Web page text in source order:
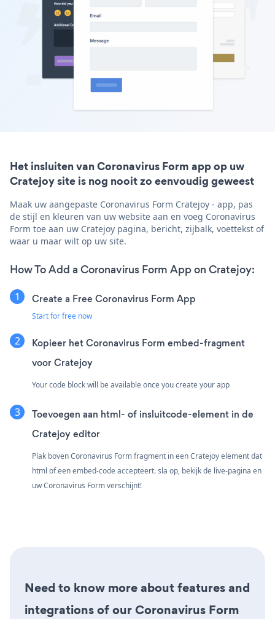
Het insluiten van Coronavirus Form app op uw
Cratejoy site is nog nooit zo eenvoudig geweest
Maak uw aangepaste Coronavirus Form Cratejoy - app, pas
de stijl en kleuren van uw website aan en voeg Coronavirus
Form toe aan uw Cratejoy pagina, bericht, zijbalk, voettekst of
waar u maar wilt op uw site.
How To Add a Coronavirus Form App on Cratejoy:
Create a Free Coronavirus Form App
Start for free now
Kopieer het Coronavirus Form embed-fragment
voor Cratejoy
Your code block will be available once you create your app
Toevoegen aan html- of insluitcode-element in de
Cratejoy editor
Plak boven Coronavirus Form fragment in een Cratejoy element dat
html of een embed-code accepteert. sla op, bekijk de live-pagina en
uw Coronavirus Form verschijnt!
Need to know more about features and
integrations of our Coronavirus Form